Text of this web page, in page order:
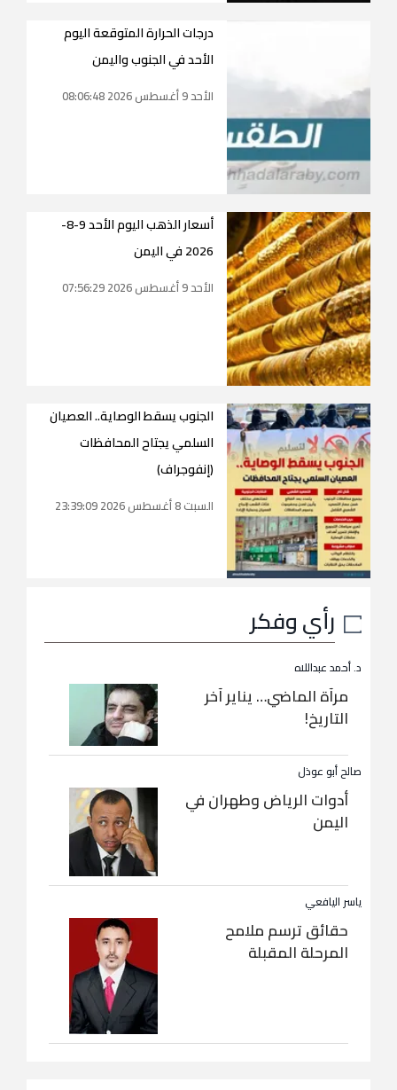
درجات الحرارة المتوقعة اليوم
الأحد في الجنوب واليمن
الأحد 9 أغسطس 2026 08:06:48
أسعار الذهب اليوم الأحد 9-8-
2026 في اليمن
الأحد 9 أغسطس 2026 07:56:29
الجنوب يسقط الوصاية.. العصيان
السلمي يجتاح المحافظات
(إنفوجراف)
السبت 8 أغسطس 2026 23:39:09
رأي وفكر
د. أحمد عبداللاه
مرآة الماضي… يناير آخر
التاريخ!
صالح أبو عوذل
أدوات الرياض وطهران في
اليمن
ياسر اليافعي
حقائق ترسم ملامح
المرحلة المقبلة